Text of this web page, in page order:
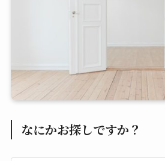
なにかお探しですか？